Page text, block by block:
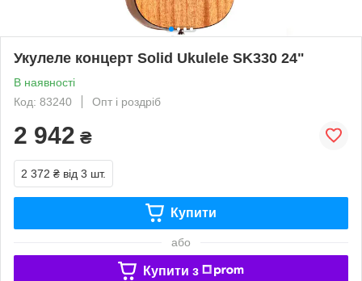
Укулеле концерт Solid Ukulele SK330 24"
В наявності
Код: 83240
Опт і роздріб
2 942 ₴
2 372 ₴ від 3 шт.
Купити
або
Купити з